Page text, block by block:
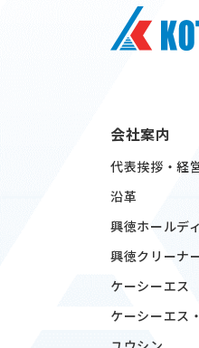
会社案内
代表挨拶・経
沿革
興徳ホールデ
興徳クリーナ
ケーシーエス
ケーシーエス